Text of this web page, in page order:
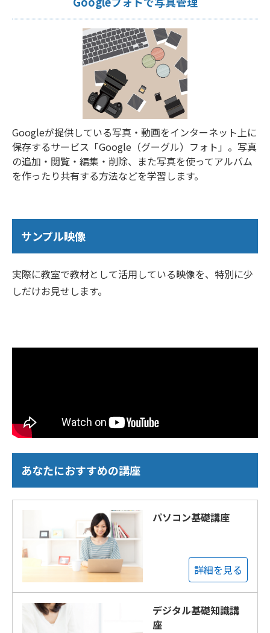
Googleが提供している写真・動画をインターネット上に
保存するサービス「Google（グーグル）フォト」。写真
の追加・閲覧・編集・削除、また写真を使ってアルバム
を作ったり共有する方法などを学習します。
サンプル映像
実際に教室で教材として活用している映像を、特別に少
しだけお見せします。
あなたにおすすめの講座
パソコン基礎講座
詳細を見る
デジタル基礎知識講
座